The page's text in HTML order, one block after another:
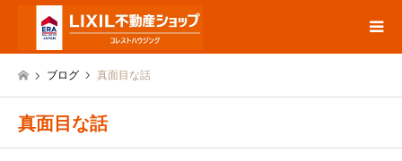
ブログ 真面目な話
真面目な話